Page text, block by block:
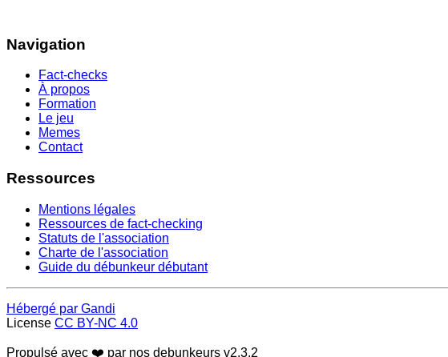
Navigation
Fact-checks
À propos
Formation
Le jeu
Memes
Contact
Ressources
Mentions légales
Ressources de fact-checking
Statuts de l'association
Charte de l'association
Guide du débunkeur débutant
Hébergé par Gandi
License CC BY-NC 4.0
Propulsé avec ❤️ par nos debunkeurs v2.3.2